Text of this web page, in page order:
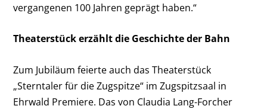
vergangenen 100 Jahren geprägt haben.“
Theaterstück erzählt die Geschichte der Bahn
Zum Jubiläum feierte auch das Theaterstück
„Sterntaler für die Zugspitze“ im Zugspitzsaal in
Ehrwald Premiere. Das von Claudia Lang-Forcher